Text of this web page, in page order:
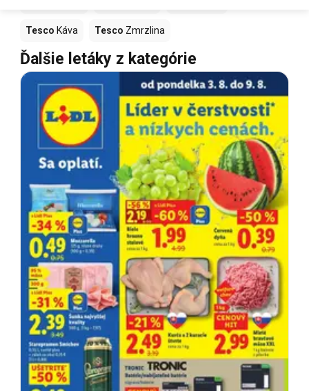
Tesco Káva Tesco Zmrzlina
Ďalšie letáky z kategórie